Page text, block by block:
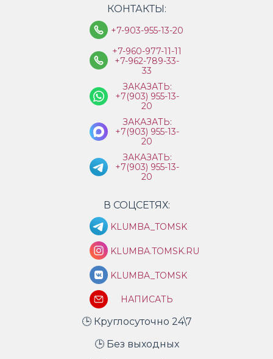
КОНТАКТЫ:
+7-903-955-13-20
+7-960-977-11-11
+7-962-789-33-
33
ЗАКАЗАТЬ:
+7(903) 955-13-
20
ЗАКАЗАТЬ:
+7(903) 955-13-
20
ЗАКАЗАТЬ:
+7(903) 955-13-
20
В СОЦСЕТЯХ:
KLUMBA_TOMSK
KLUMBA.TOMSK.RU
KLUMBA_TOMSK
НАПИСАТЬ
🕒 Круглосуточно 24\7
🕒 Без выходных